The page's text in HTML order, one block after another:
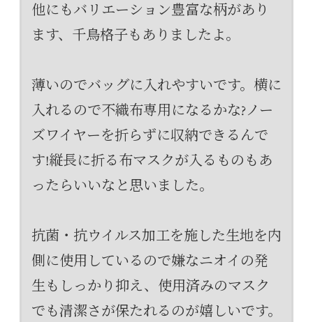
他にもバリエーション豊富な柄があり
ます、千鳥格子もありましたよ。
薄いのでバッグに入れやすいです。横に
入れるので不織布専用になるかな?ノー
ズワイヤーを折らずに収納できるんで
す!縦長に折る布マスクが入るものもあ
ったらいいなと思いました。
抗菌・抗ウイルス加工を施した生地を内
側に使用しているので嫌なニオイの発
生もしっかり抑え、使用済みのマスク
でも清潔さが保たれるのが嬉しいです。